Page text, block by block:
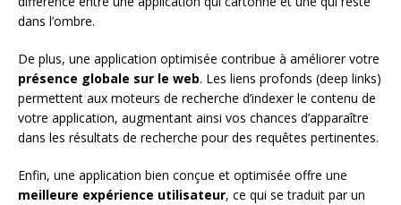
dans l’ombre.
De plus, une application optimisée contribue à améliorer votre
présence globale sur le web. Les liens profonds (deep links)
permettent aux moteurs de recherche d’indexer le contenu de
votre application, augmentant ainsi vos chances d’apparaître
dans les résultats de recherche pour des requêtes pertinentes.
Enfin, une application bien conçue et optimisée offre une
meilleure expérience utilisateur, ce qui se traduit par un